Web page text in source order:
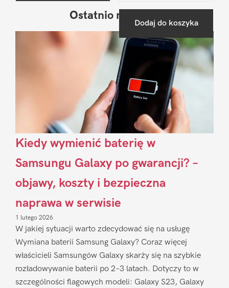
Dodaj do koszyka
Sidebar
Ostatnio na blogu
Kiedy wymienić baterię w
Samsungu Galaxy po gwarancji? –
objawy, koszty i bezpieczna
naprawa w serwisie
1 lutego 2026
W jakiej sytuacji warto zdecydować się na usługę
Wymiana baterii Samsung Galaxy? Coraz więcej
właścicieli Samsungów Galaxy skarży się na szybkie
rozładowywanie baterii po 2–3 latach. Dotyczy to w
szczególności flagowych modeli: Galaxy S23, Galaxy